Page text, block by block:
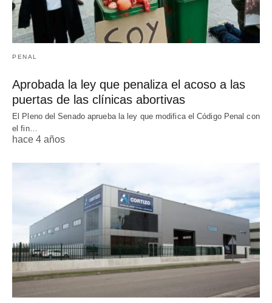
PENAL
Aprobada la ley que penaliza el acoso a las
puertas de las clínicas abortivas
El Pleno del Senado aprueba la ley que modifica el Código Penal con
el fin…
hace 4 años